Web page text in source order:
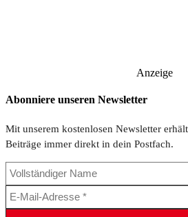
Anzeige
Abonniere unseren Newsletter
Mit unserem kostenlosen Newsletter
Beiträge immer direkt in dein Postfach.